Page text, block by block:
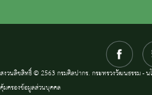
สงวนลิขสิทธิ์ © 2563 กรมศิลปากร. กระทรวงวัฒนธรรม -น
คุ้มครองข้อมูลส่วนบุคคล